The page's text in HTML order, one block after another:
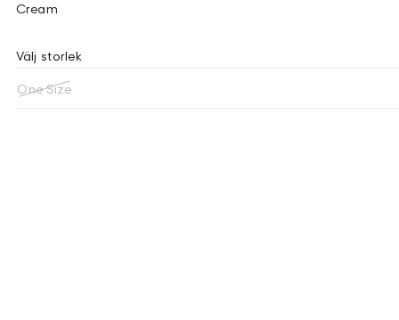
Cream
Välj storlek
One Size